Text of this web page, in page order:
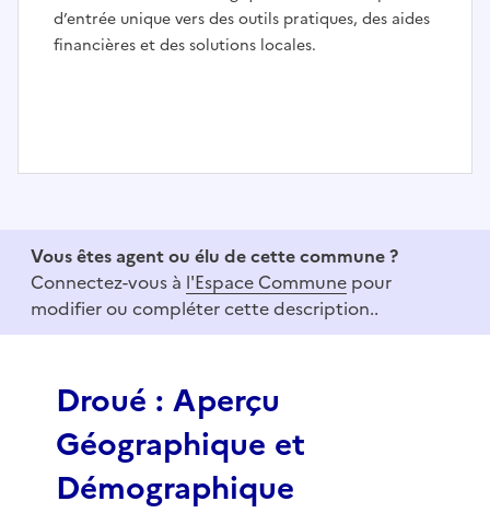
d’entrée unique vers des outils pratiques, des aides
financières et des solutions locales.
f
Vous êtes agent ou élu de cette commune ?
Connectez-vous à l'Espace Commune pour
modifier ou compléter cette description..
Droué : Aperçu
Géographique et
Démographique